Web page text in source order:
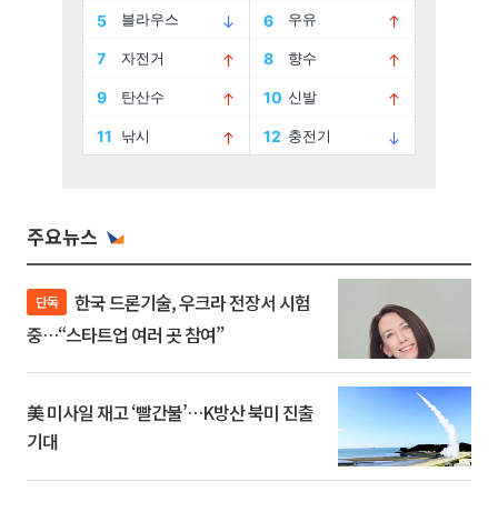
주요뉴스
단독
중…“스타트업 여러 곳 참여”
美 미사일 재고 ‘빨간불’…K방산 북미 진출
기대